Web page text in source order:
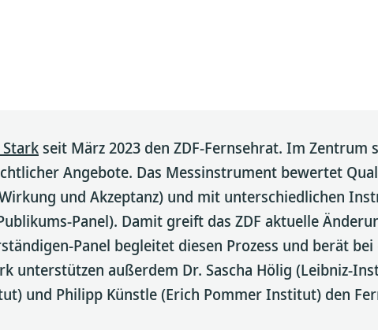
seit März 2023 den ZDF-Fernsehrat. Im Zentrum
Angebote. Das Messinstrument bewertet
und Akzeptanz) und mit unterschiedlichen
Panel). Damit greift das ZDF aktuelle
Panel begleitet diesen Prozess und berät
unterstützen außerdem Dr. Sascha Hölig (Leibniz-
und Philipp Künstle (Erich Pommer Institut) den